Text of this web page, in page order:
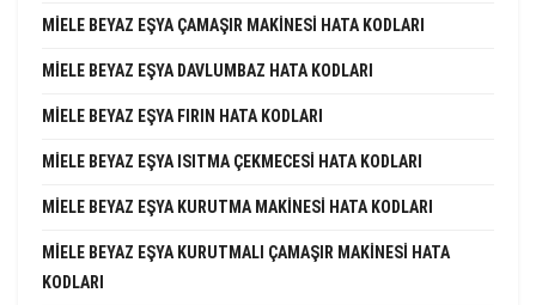
MIELE BEYAZ EŞYA ÇAMAŞIR MAKINESI HATA KODLARI
MIELE BEYAZ EŞYA DAVLUMBAZ HATA KODLARI
MIELE BEYAZ EŞYA FIRIN HATA KODLARI
MIELE BEYAZ EŞYA ISITMA ÇEKMECESI HATA KODLARI
MIELE BEYAZ EŞYA KURUTMA MAKINESI HATA KODLARI
MIELE BEYAZ EŞYA KURUTMALI ÇAMAŞIR MAKINESI HATA
KODLARI